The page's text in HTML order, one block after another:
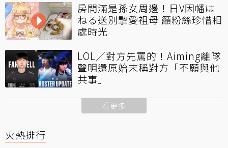
房間滿是孫女周邊！日V因幡は
ねる送別摯愛祖母 籲粉絲珍惜相
處時光
LOL／對方先罵的！Aiming離隊
聲明還原始末稱對方「不願與他
共事」
看更多
火熱排行